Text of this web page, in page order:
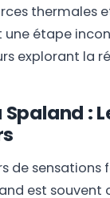
thermales
une étape
explorant la
:
de sensations
est souvent